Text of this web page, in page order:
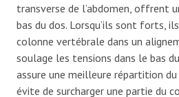
transverse de l’abdomen, offrent
bas du dos. Lorsqu’ils sont forts,
colonne vertébrale dans un
soulage les tensions dans le bas
assure une meilleure répartition du
évite de surcharger une partie du